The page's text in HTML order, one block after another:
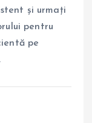
și urmați
pentru
pe